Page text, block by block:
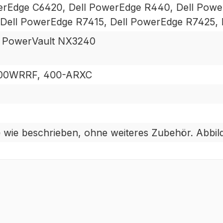
C6420, Dell PowerEdge R440, Dell
PowerEdge R7415, Dell PowerEdge
PowerVault NX3240
400-ARXC
wie beschrieben, ohne weiteres Zubehör.